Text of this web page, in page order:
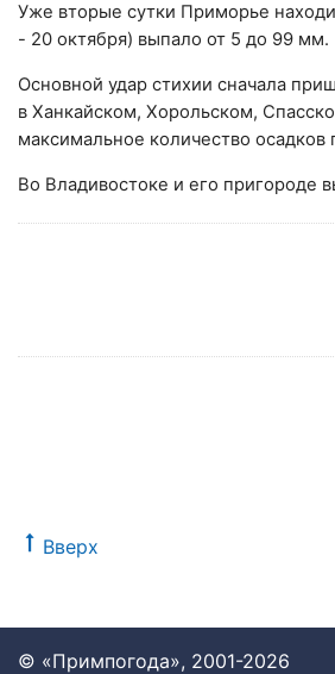
Уже вторые сутки Приморье
- 20 октября) выпало от 5 до 99 мм.
Основной удар стихии сначала
в Ханкайском, Хорольском,
максимальное количество осадков
Во Владивостоке и его пригороде
Вверх
© «Примпогода», 2001-2026